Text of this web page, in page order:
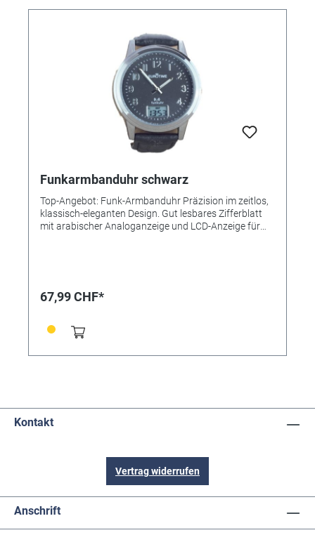
Funkarmbanduhr schwarz
Top-Angebot: Funk-Armbanduhr Präzision im zeitlos,
klassisch-eleganten Design. Gut lesbares Zifferblatt
mit arabischer Analoganzeige und LCD-Anzeige für
Gehäuse-Ø 40mm Attraktives Preis-/
Knopfzelle. Hinweis zur sicheren Entnahme der
Batterie: Vergewissern Sie sich, ob die Batterie ganz
67,99 CHF*
Kontakt
Vertrag widerrufen
Anschrift